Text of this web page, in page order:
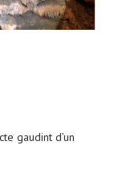
gaudint d’un